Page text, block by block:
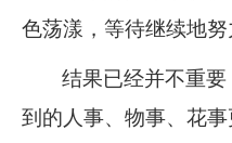
色荡漾，等待继续地努
结果已经并不重
到的人事、物事、花